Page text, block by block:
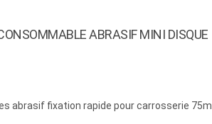
ABRASIF MINI DISQUE
abrasif fixation rapide pour carrosserie